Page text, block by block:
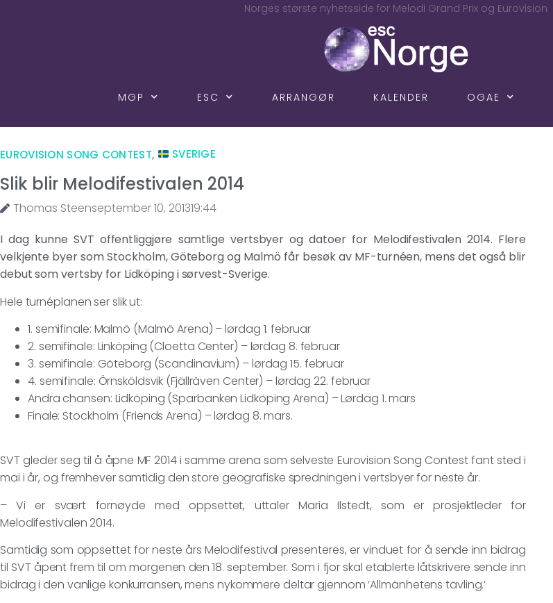
Norges største nyhetsside for Melodi Grand Prix og Eurovision
MGP ESC ARRANGØR KALENDER OGAE
EUROVISION SONG CONTEST, SVERIGE
Slik blir Melodifestivalen 2014
Thomas Steenseptember 10, 201319:44
I dag kunne SVT offentliggjøre samtlige vertsbyer og datoer for Melodifestivalen 2014. Flere
velkjente byer som Stockholm, Göteborg og Malmö får besøk av MF-turnéen, mens det også blir
debut som vertsby for Lidköping i sørvest-Sverige.
Hele turnéplanen ser slik ut:
1. semifinale: Malmö (Malmö Arena) – lørdag 1. februar
2. semifinale: Linköping (Cloetta Center) – lørdag 8. februar
3. semifinale: Göteborg (Scandinavium) – lørdag 15. februar
4. semifinale: Örnsköldsvik (Fjällräven Center) – lørdag 22. februar
Andra chansen: Lidköping (Sparbanken Lidköping Arena) – Lørdag 1. mars
Finale: Stockholm (Friends Arena) – lørdag 8. mars.
SVT gleder seg til å åpne MF 2014 i samme arena som selveste Eurovision Song Contest fant sted i
mai i år, og fremhever samtidig den store geografiske spredningen i vertsbyer for neste år.
– Vi er svært fornøyde med oppsettet, uttaler Maria Ilstedt, som er prosjektleder for
Melodifestivalen 2014.
Samtidig som oppsettet for neste års Melodifestival presenteres, er vinduet for å sende inn bidrag
til SVT åpent frem til om morgenen den 18. september. Som i fjor skal etablerte låtskrivere sende inn
bidrag i den vanlige konkurransen, mens nykommere deltar gjennom ‘Allmänhetens tävling.’